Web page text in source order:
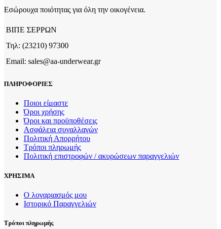
παραλλαγές.
Οι
μπορούν
επιλεγούν
στη
σελίδα
προϊόντος
Εσώρουχα ποιότητας για όλη την οικογένεια.
ΒΙΠΕ ΣΕΡΡΩΝ
Τηλ: (23210) 97300
Email: sales@aa-underwear.gr
ΠΛΗΡΟΦΟΡΙΕΣ
Ποιοι είμαστε
Όροι χρήσης
Όροι και προϋποθέσεις
Ασφάλεια συναλλαγών
Πολιτική Απορρήτου
Τρόποι πληρωμής
Πολιτική επιστροφών / ακυρώσεων παραγγελιών
ΧΡΗΣΙΜΑ
Ο λογαριασμός μου
Ιστορικό Παραγγελιών
Τρόποι πληρωμής